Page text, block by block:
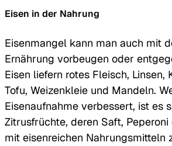
Eisen in der Nahrung
Eisenmangel kann man auch mit
Ernährung vorbeugen oder
Eisen liefern rotes Fleisch, Linsen,
Tofu, Weizenkleie und Mandeln.
Eisenaufnahme verbessert, ist es
Zitrusfrüchte, deren Saft,
mit eisenreichen Nahrungsmitteln